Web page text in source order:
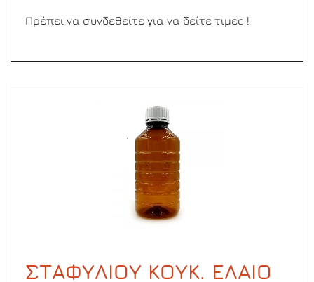
Πρέπει να συνδεθείτε για να δείτε τιμές !
ΣΤΑΦΥΛΙΟΥ ΚΟΥΚ. ΕΛΑΙΟ